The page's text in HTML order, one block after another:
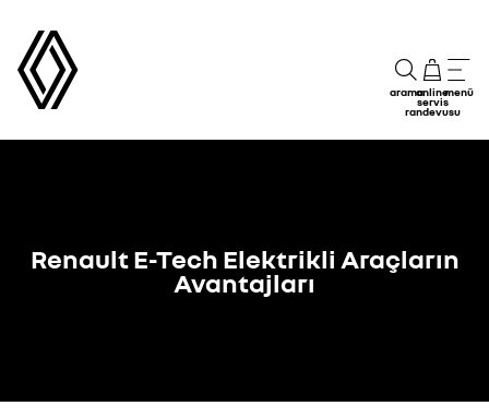
aramaonline
servis
randevusu
menü
Renault E-Tech Elektrikli Araçların
Avantajları